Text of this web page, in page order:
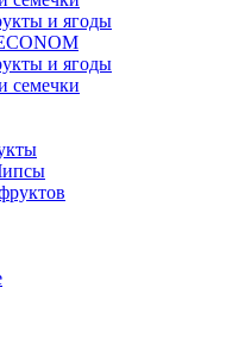
и ягоды
и ягоды
семечки